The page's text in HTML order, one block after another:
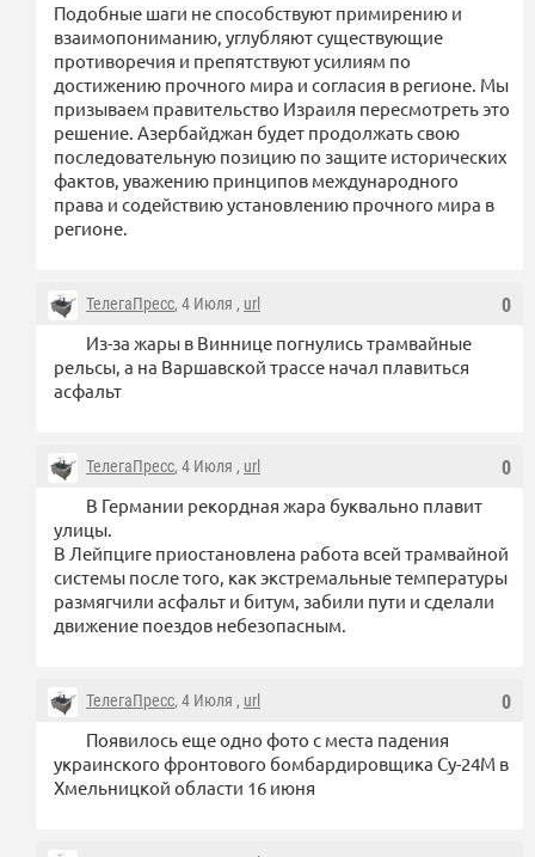
Подобные шаги не способствуют примирению и
взаимопониманию, углубляют существующие
противоречия и препятствуют усилиям по
достижению прочного мира и согласия в регионе. Мы
призываем правительство Израиля пересмотреть это
решение. Азербайджан будет продолжать свою
последовательную позицию по защите исторических
фактов, уважению принципов международного
права и содействию установлению прочного мира в
регионе.
0
ТелегаПресс, 4 Июля , url
Из-за жары в Виннице погнулись трамвайные
рельсы, а на Варшавской трассе начал плавиться
асфальт
0
ТелегаПресс, 4 Июля , url
В Германии рекордная жара буквально плавит
улицы.
В Лейпциге приостановлена ​​работа всей трамвайной
системы после того, как экстремальные температуры
размягчили асфальт и битум, забили пути и сделали
движение поездов небезопасным.
0
ТелегаПресс, 4 Июля , url
Появилось еще одно фото с места падения
украинского фронтового бомбардировщика Су-24М в
Хмельницкой области 16 июня